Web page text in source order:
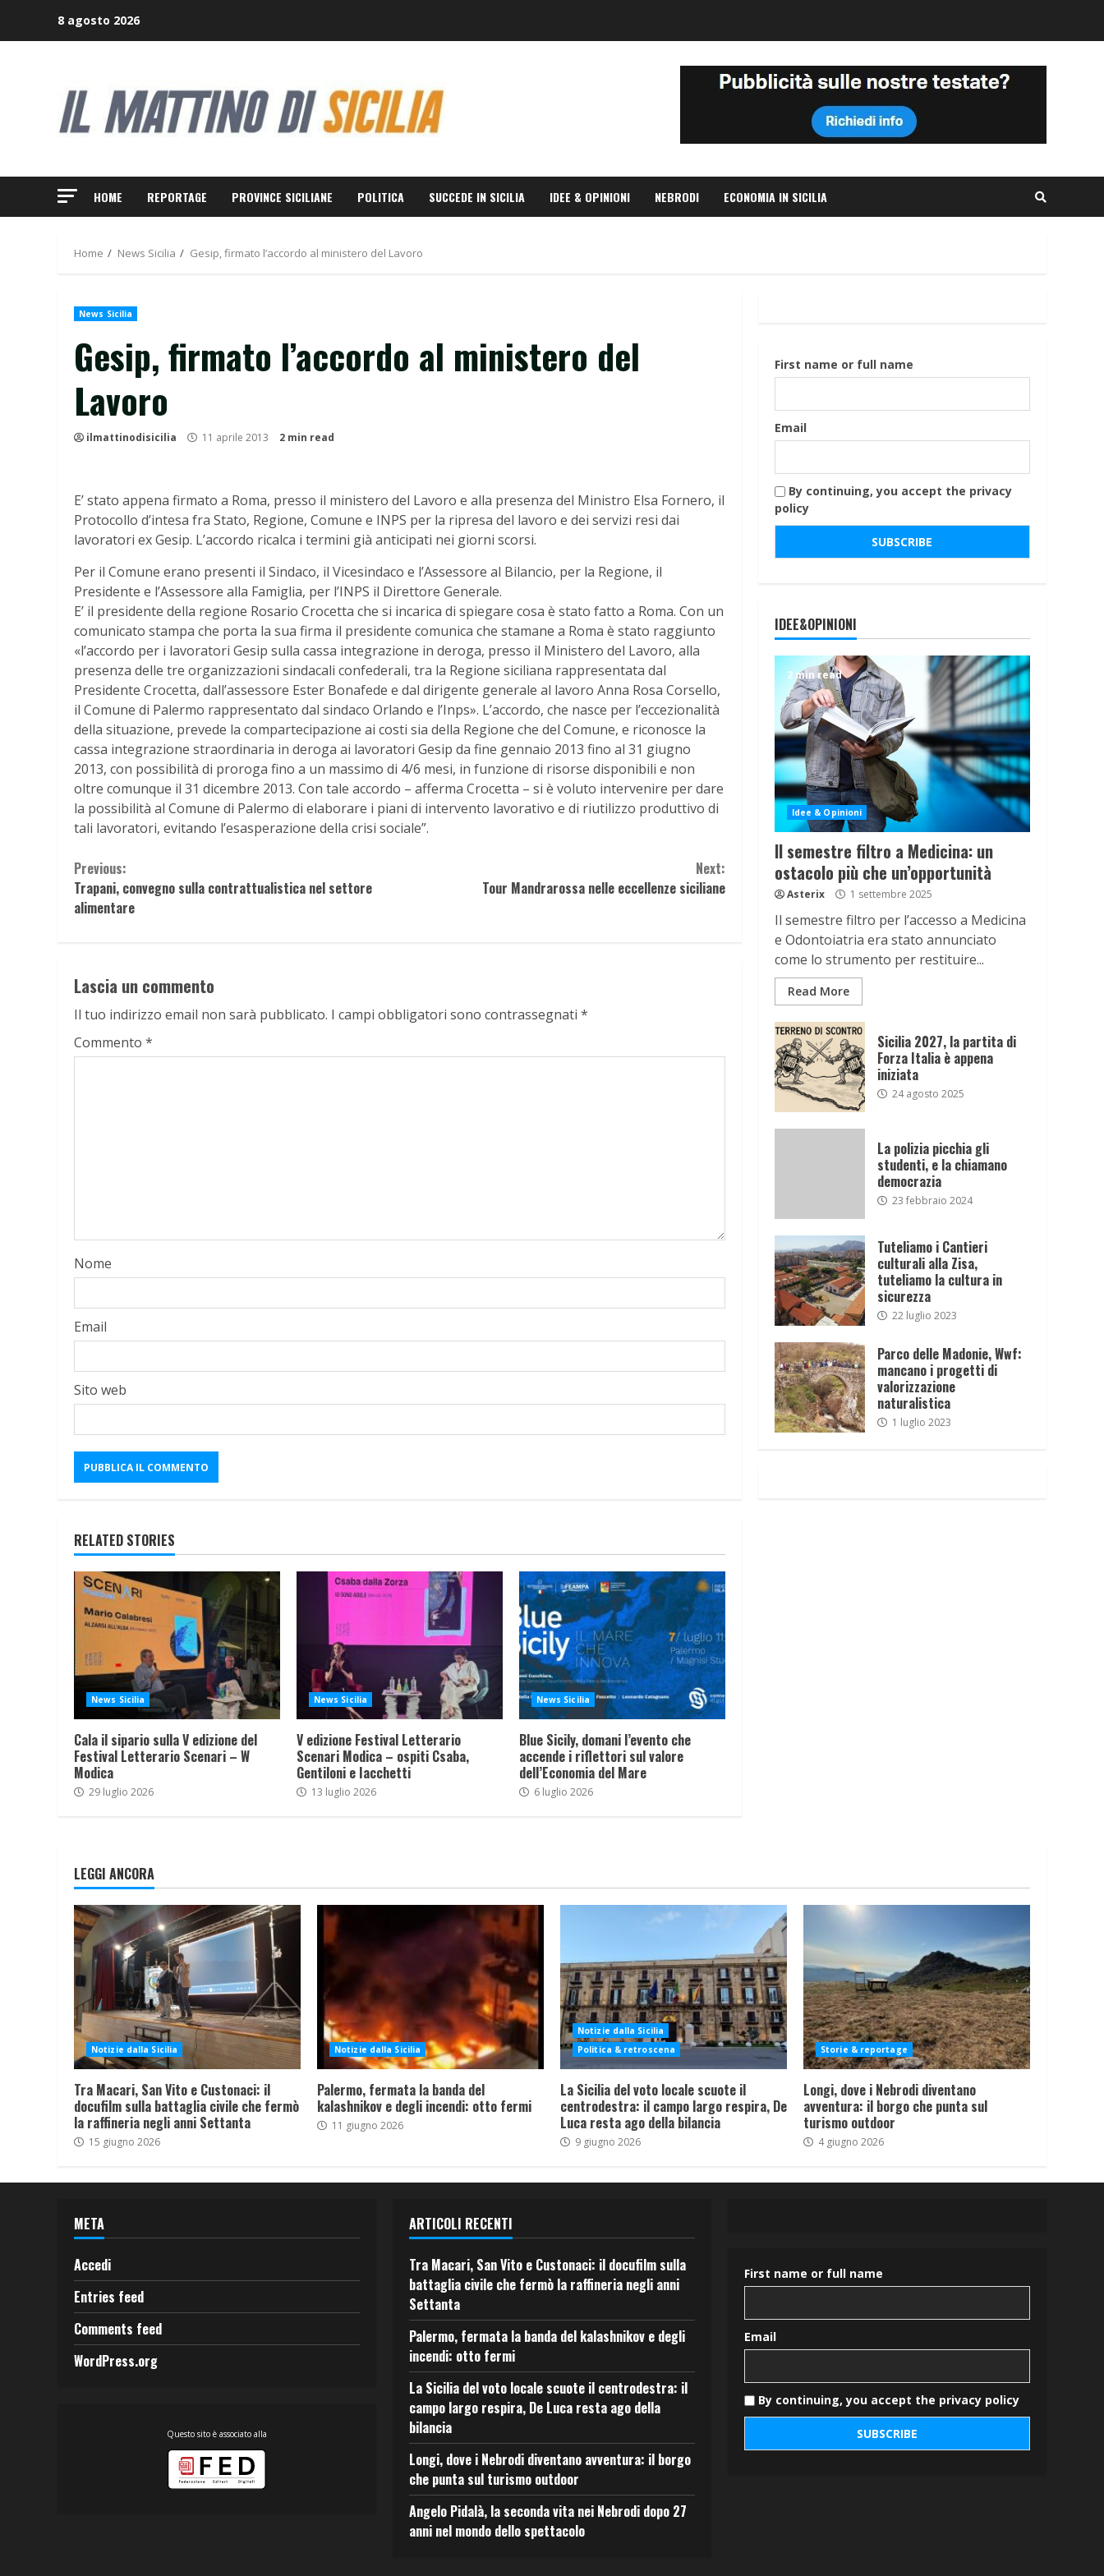
8 agosto 2026
HOME REPORTAGE PROVINCE SICILIANE POLITICA SUCCEDE IN SICILIA IDEE & OPINIONI NEBRODI ECONOMIA IN SICILIA
Home News Sicilia Gesip, firmato l’accordo al ministero del Lavoro
News Sicilia
Gesip, firmato l’accordo al ministero del
Lavoro
ilmattinodisicilia 11 aprile 2013 2 min read
E’ stato appena firmato a Roma, presso il ministero del Lavoro e alla presenza del Ministro Elsa Fornero, il
Protocollo d’intesa fra Stato, Regione, Comune e INPS per la ripresa del lavoro e dei servizi resi dai
lavoratori ex Gesip. L’accordo ricalca i termini già anticipati nei giorni scorsi.
Per il Comune erano presenti il Sindaco, il Vicesindaco e l’Assessore al Bilancio, per la Regione, il
Presidente e l’Assessore alla Famiglia, per l’INPS il Direttore Generale.
E’ il presidente della regione Rosario Crocetta che si incarica di spiegare cosa è stato fatto a Roma. Con un
comunicato stampa che porta la sua firma il presidente comunica che stamane a Roma è stato raggiunto
«l’accordo per i lavoratori Gesip sulla cassa integrazione in deroga, presso il Ministero del Lavoro, alla
presenza delle tre organizzazioni sindacali confederali, tra la Regione siciliana rappresentata dal
Presidente Crocetta, dall’assessore Ester Bonafede e dal dirigente generale al lavoro Anna Rosa Corsello,
il Comune di Palermo rappresentato dal sindaco Orlando e l’Inps». L’accordo, che nasce per l’eccezionalità
della situazione, prevede la compartecipazione ai costi sia della Regione che del Comune, e riconosce la
cassa integrazione straordinaria in deroga ai lavoratori Gesip da fine gennaio 2013 fino al 31 giugno
2013, con possibilità di proroga fino a un massimo di 4/6 mesi, in funzione di risorse disponibili e non
oltre comunque il 31 dicembre 2013. Con tale accordo – afferma Crocetta – si è voluto intervenire per dare
la possibilità al Comune di Palermo di elaborare i piani di intervento lavorativo e di riutilizzo produttivo di
tali lavoratori, evitando l’esasperazione della crisi sociale”.
Continue
Reading
Previous:
Trapani, convegno sulla contrattualistica nel settore
alimentare
Next:
Tour Mandrarossa nelle eccellenze siciliane
Lascia un commento
Il tuo indirizzo email non sarà pubblicato. I campi obbligatori sono contrassegnati *
Commento *
Nome
Email
Sito web
RELATED STORIES
News Sicilia
Cala il sipario sulla V edizione del
Festival Letterario Scenari – W
Modica
29 luglio 2026
News Sicilia
V edizione Festival Letterario
Scenari Modica – ospiti Csaba,
Gentiloni e Iacchetti
13 luglio 2026
News Sicilia
Blue Sicily, domani l’evento che
accende i riflettori sul valore
dell’Economia del Mare
6 luglio 2026
First name or full name
Email
By continuing, you accept the privacy
policy
IDEE&OPINIONI
2 min read
Idee & Opinioni
Il semestre filtro a Medicina: un
ostacolo più che un’opportunità
Asterix 1 settembre 2025
Il semestre filtro per l’accesso a Medicina
e Odontoiatria era stato annunciato
come lo strumento per restituire...
Read More
Sicilia 2027, la partita di
Forza Italia è appena
iniziata
24 agosto 2025
La polizia picchia gli
studenti, e la chiamano
democrazia
23 febbraio 2024
Tuteliamo i Cantieri
culturali alla Zisa,
tuteliamo la cultura in
sicurezza
22 luglio 2023
Parco delle Madonie, Wwf:
mancano i progetti di
valorizzazione
naturalistica
1 luglio 2023
LEGGI ANCORA
Notizie dalla Sicilia
Tra Macari, San Vito e Custonaci: il
docufilm sulla battaglia civile che fermò
la raffineria negli anni Settanta
15 giugno 2026
Notizie dalla Sicilia
Palermo, fermata la banda del
kalashnikov e degli incendi: otto fermi
11 giugno 2026
Notizie dalla Sicilia
Politica & retroscena
La Sicilia del voto locale scuote il
centrodestra: il campo largo respira, De
Luca resta ago della bilancia
9 giugno 2026
Storie & reportage
Longi, dove i Nebrodi diventano
avventura: il borgo che punta sul
turismo outdoor
4 giugno 2026
META
Accedi
Entries feed
Comments feed
WordPress.org
Questo sito è associato alla
ARTICOLI RECENTI
Tra Macari, San Vito e Custonaci: il docufilm sulla
battaglia civile che fermò la raffineria negli anni
Settanta
Palermo, fermata la banda del kalashnikov e degli
incendi: otto fermi
La Sicilia del voto locale scuote il centrodestra: il
campo largo respira, De Luca resta ago della
bilancia
Longi, dove i Nebrodi diventano avventura: il borgo
che punta sul turismo outdoor
Angelo Pidalà, la seconda vita nei Nebrodi dopo 27
anni nel mondo dello spettacolo
First name or full name
Email
By continuing, you accept the privacy policy